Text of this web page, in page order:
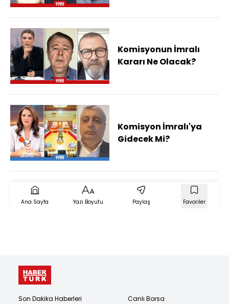
Komisyonun İmralı
Kararı Ne Olacak?
Komisyon İmralı'ya
Gidecek Mi?
Ana Sayfa Yazı Boyutu Paylaş Favoriler
Son Dakika Haberleri
Canlı Borsa